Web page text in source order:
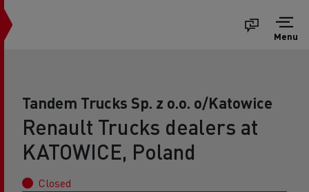
Menu
Tandem Trucks Sp. z o.o. o/Katowice
Renault Trucks dealers at
KATOWICE, Poland
Closed